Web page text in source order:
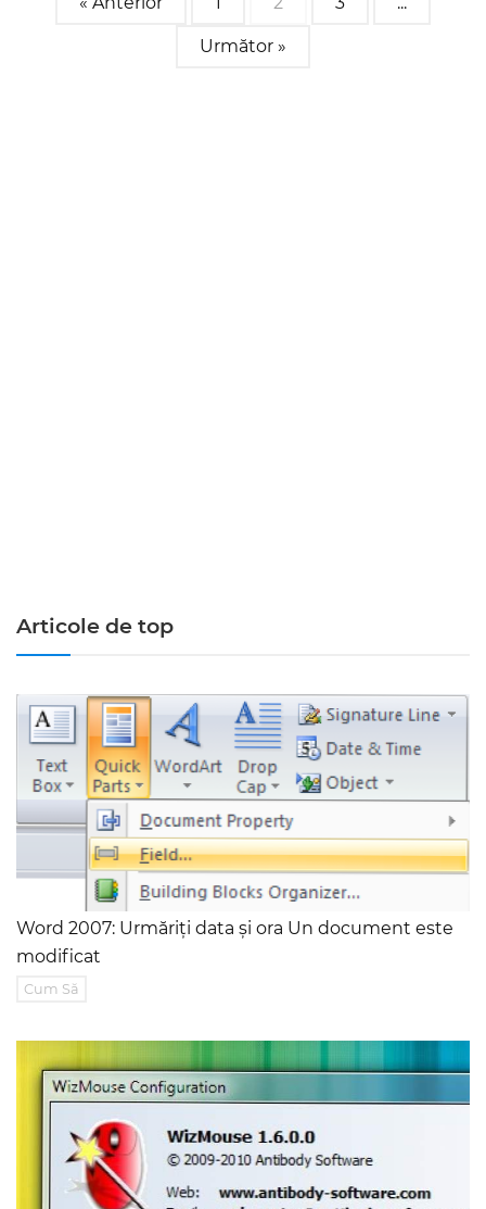
Următor »
Articole de top
Word 2007: Urmăriți data și ora Un document este
modificat
Cum Să